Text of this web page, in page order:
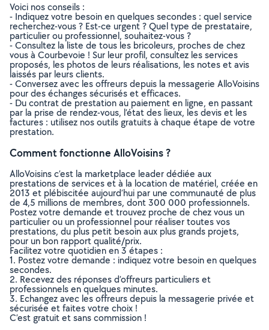
Voici nos conseils :
- Indiquez votre besoin en quelques secondes : quel service
recherchez-vous ? Est-ce urgent ? Quel type de prestataire,
particulier ou professionnel, souhaitez-vous ?
- Consultez la liste de tous les bricoleurs, proches de chez
vous à Courbevoie ! Sur leur profil, consultez les services
proposés, les photos de leurs réalisations, les notes et avis
laissés par leurs clients.
- Conversez avec les offreurs depuis la messagerie AlloVoisins
pour des échanges sécurisés et efficaces.
- Du contrat de prestation au paiement en ligne, en passant
par la prise de rendez-vous, l’état des lieux, les devis et les
factures : utilisez nos outils gratuits à chaque étape de votre
prestation.
Comment fonctionne AlloVoisins ?
AlloVoisins c’est la marketplace leader dédiée aux
prestations de services et à la location de matériel, créée en
2013 et plébiscitée aujourd’hui par une communauté de plus
de 4,5 millions de membres, dont 300 000 professionnels.
Postez votre demande et trouvez proche de chez vous un
particulier ou un professionnel pour réaliser toutes vos
prestations, du plus petit besoin aux plus grands projets,
pour un bon rapport qualité/prix.
Facilitez votre quotidien en 3 étapes :
1. Postez votre demande : indiquez votre besoin en quelques
secondes.
2. Recevez des réponses d’offreurs particuliers et
professionnels en quelques minutes.
3. Echangez avec les offreurs depuis la messagerie privée et
sécurisée et faites votre choix !
C’est gratuit et sans commission !